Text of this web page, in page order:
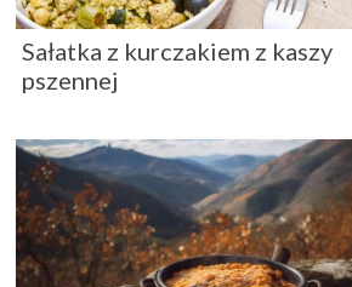
Sałatka z kurczakiem z kaszy
pszennej